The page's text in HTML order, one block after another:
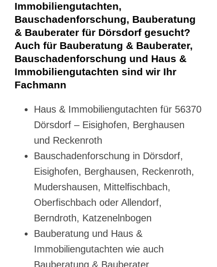
Immobiliengutachten,
Bauschadenforschung, Bauberatung
& Bauberater für Dörsdorf gesucht?
Auch für Bauberatung & Bauberater,
Bauschadenforschung und Haus &
Immobiliengutachten sind wir Ihr
Fachmann
Haus & Immobiliengutachten für 56370
Dörsdorf – Eisighofen, Berghausen
und Reckenroth
Bauschadenforschung in Dörsdorf,
Eisighofen, Berghausen, Reckenroth,
Mudershausen, Mittelfischbach,
Oberfischbach oder Allendorf,
Berndroth, Katzenelnbogen
Bauberatung und Haus &
Immobiliengutachten wie auch
Bauberatung & Bauberater,